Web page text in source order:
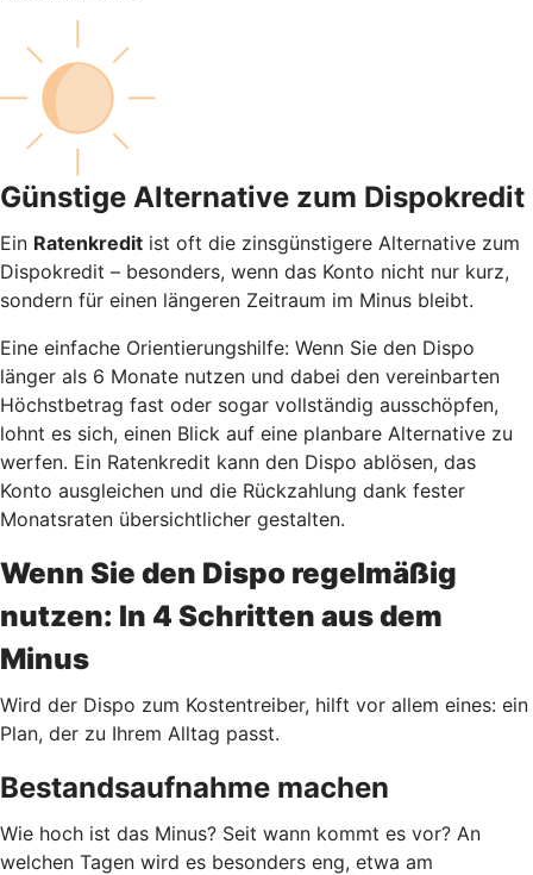
Günstige Alternative zum Dispokredit
Ein Ratenkredit ist oft die zinsgünstigere Alternative zum
Dispokredit – besonders, wenn das Konto nicht nur kurz,
sondern für einen längeren Zeitraum im Minus bleibt.
Eine einfache Orientierungshilfe: Wenn Sie den Dispo
länger als 6 Monate nutzen und dabei den vereinbarten
Höchstbetrag fast oder sogar vollständig ausschöpfen,
lohnt es sich, einen Blick auf eine planbare Alternative zu
werfen. Ein Ratenkredit kann den Dispo ablösen, das
Konto ausgleichen und die Rückzahlung dank fester
Monatsraten übersichtlicher gestalten.
Wenn Sie den Dispo regelmäßig
nutzen: In 4 Schritten aus dem
Minus
Wird der Dispo zum Kostentreiber, hilft vor allem eines: ein
Plan, der zu Ihrem Alltag passt.
Bestandsaufnahme machen
Wie hoch ist das Minus? Seit wann kommt es vor? An
welchen Tagen wird es besonders eng, etwa am